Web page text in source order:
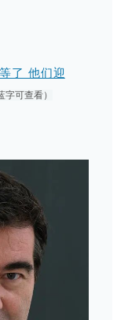
了 他们迎
字可查看）